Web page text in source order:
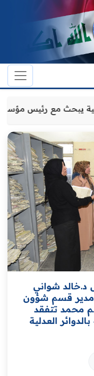
يبحث مع رئيس
د.خالد شواني
قسم شؤون
محمد تتفقد
العدلية